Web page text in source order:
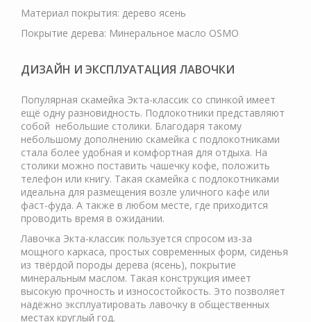
Материал покрытия: дерево ясень
Покрытие дерева: Минеральное масло OSMO
ДИЗАЙН И ЭКСПЛУАТАЦИЯ ЛАВОЧКИ
Популярная скамейка Экта-классик со спинкой имеет
ещё одну разновидность. Подлокотники представляют
собой небольшие столики. Благодаря такому
небольшому дополнению скамейка с подлокотниками
стала более удобная и комфортная для отдыха. На
столики можно поставить чашечку кофе, положить
телефон или книгу. Такая скамейка с подлокотниками
идеальна для размещения возле уличного кафе или
фаст-фуда. А также в любом месте, где приходится
проводить время в ожидании.
Лавочка Экта-классик пользуется спросом из-за
мощного каркаса, простых современных форм, сиденья
из твёрдой породы дерева (ясень), покрытие
минеральным маслом. Такая конструкция имеет
высокую прочность и износостойкость. Это позволяет
надёжно эксплуатировать лавочку в общественных
местах круглый год.